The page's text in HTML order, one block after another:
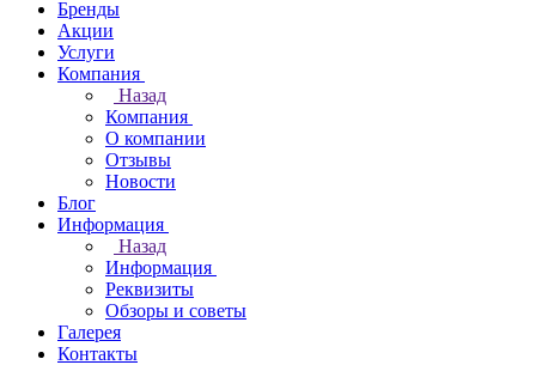
Бренды
Акции
Услуги
Компания
Назад
Компания
О компании
Отзывы
Новости
Блог
Информация
Назад
Информация
Реквизиты
Обзоры и советы
Галерея
Контакты